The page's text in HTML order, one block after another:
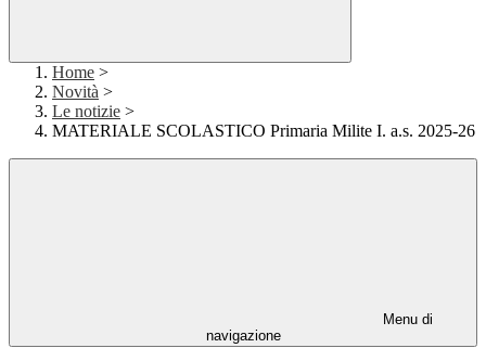
Home >
Novità >
Le notizie >
MATERIALE SCOLASTICO Primaria Milite I. a.s. 2025-26
Menu di
navigazione